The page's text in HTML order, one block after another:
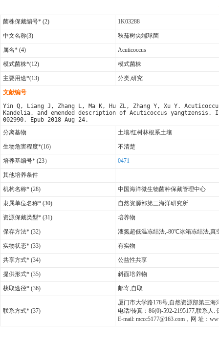
菌株保藏编号* (2) 1K03288
中文名称(3) 秋茄树尖端球菌
属名* (4) Acuticoccus
模式菌株*(12) 模式菌株
主要用途*(13) 分类,研究
文献编号
Yin Q, Liang J, Zhang L, Ma K, Hu ZL, Zhang Y, Xu Y.
Kandelia, and emended description of Acuticoccus
002990. Epub 2018 Aug 24.
分离基物
土壤/红树林根系土壤
生物危害程度*(16) 不清楚
培养基编号* (23） 0471
其他培养条件
机构名称* (28) 中国海洋微生物菌种保藏管理中心
隶属单位名称* (30) 自然资源部第三海洋研究所
资源保藏类型* (31) 培养物
保存方法* (32) 液氮超低温冻结法,-80℃冰箱冻结法,真
实物状态* (33) 有实物
共享方式* (34) 公益性共享
提供形式* (35) 斜面培养物
获取途径* (36) 邮寄,自取
联系方式* (37)
厦门市大学路178号,自然资源部第三海
电话/传真：86(0)-592-2195177,联系人:
E-mail: mccc5177@163.com，网 址：